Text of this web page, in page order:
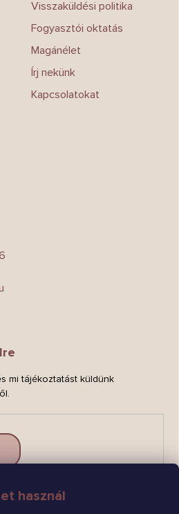
használ
Visszaküldési politika
Fogyasztói oktatás
Magánélet
Írj nekünk
Kapcsolatokat
mi tájékoztatást küldünk